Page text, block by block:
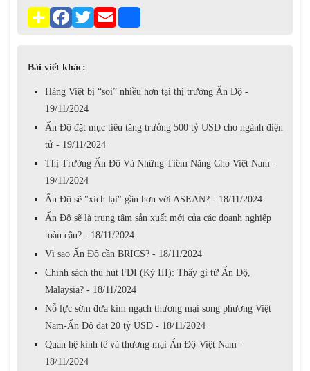
Bài viết khác:
Hàng Việt bị “soi” nhiều hơn tại thị trường Ấn Độ -
19/11/2024
Ấn Độ đặt mục tiêu tăng trưởng 500 tỷ USD cho ngành điện
tử - 19/11/2024
Thị Trường Ấn Độ Và Những Tiềm Năng Cho Việt Nam -
19/11/2024
Ấn Độ sẽ "xích lại" gần hơn với ASEAN? - 18/11/2024
Ấn Độ sẽ là trung tâm sản xuất mới của các doanh nghiệp
toàn cầu? - 18/11/2024
Vì sao Ấn Độ cần BRICS? - 18/11/2024
Chính sách thu hút FDI (Kỳ III): Thấy gì từ Ấn Độ,
Malaysia? - 18/11/2024
Nỗ lực sớm đưa kim ngạch thương mại song phương Việt
Nam-Ấn Độ đạt 20 tỷ USD - 18/11/2024
Quan hệ kinh tế và thương mại Ấn Độ-Việt Nam -
18/11/2024